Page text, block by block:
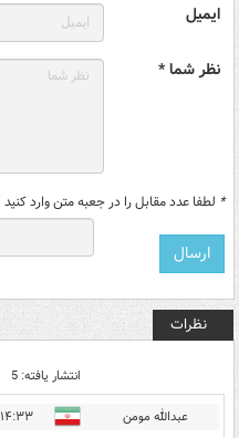
ایمیل
نظر شما *
* لطفا عدد مقابل را در جعبه متن وارد کنید
نظرات
انتشار یافته: 5
عبدالله مومن ۱۴:۳۳ - ۱۳۹۹/۰۳/۱۷